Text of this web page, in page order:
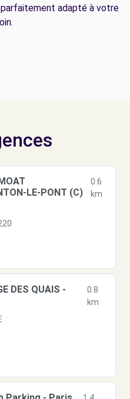
adapté à votre
LE-PONT (C)
0.6
km
DES QUAIS -
0.8
km